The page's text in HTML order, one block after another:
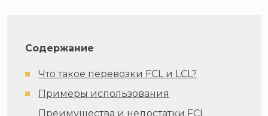
Содержание
Что такое перевозки FCL и LCL?
Примеры использования
Преимущества и недостатки FCL